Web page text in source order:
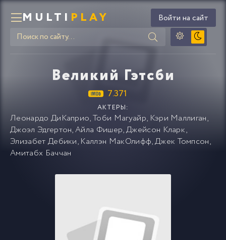
MULTI PLAY Войти на сайт
Великий Гэтсби
7.371
АКТЕРЫ:
Леонардо ДиКаприо,Тоби Магуайр, Кэри Маллиган,
Джоэл Эдгертон,Айла Фишер,Джейсон Кларк,
Элизабет Дебики, Каллэн МакОлифф,Джек Томпсон,
Амитабх Баччан